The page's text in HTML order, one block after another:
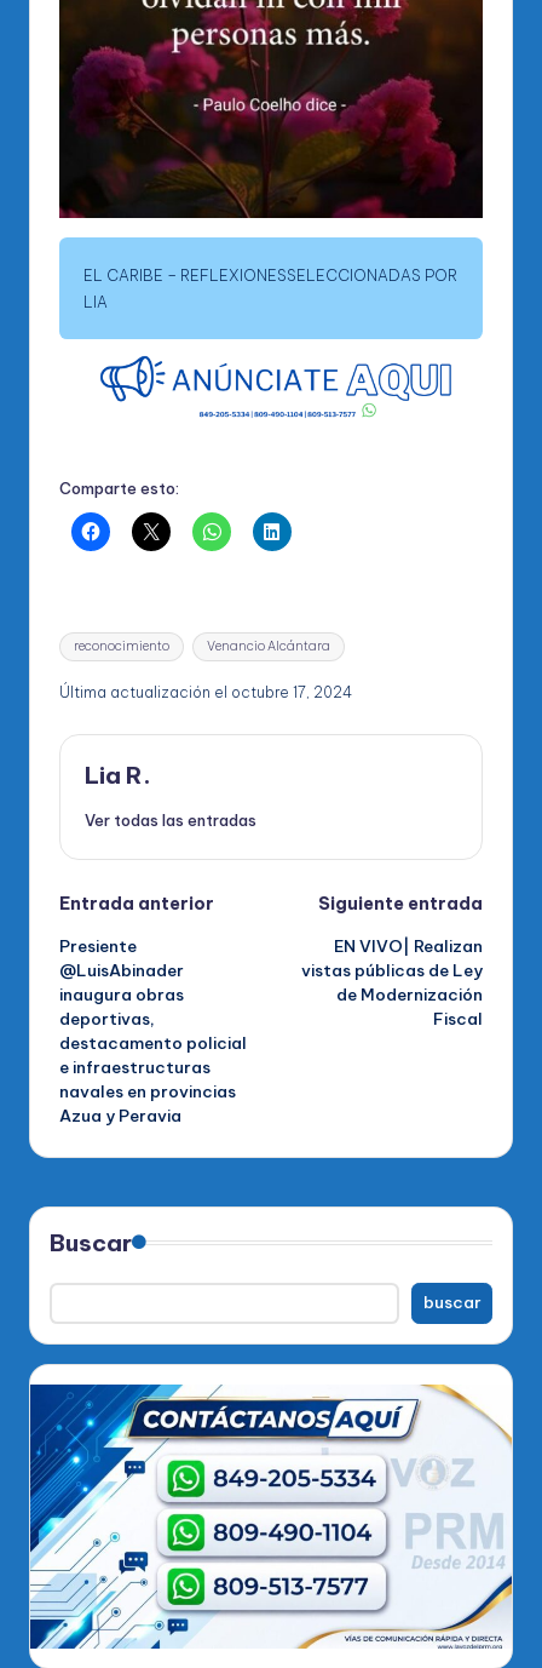
EL CARIBE – REFLEXIONESSELECCIONADAS POR
LIA
Comparte esto:
Etiquetas:
reconocimiento Venancio Alcántara
Última actualización el octubre 17, 2024
Lia R.
Ver todas las entradas
Navegación
de
entradas
Entrada anterior
Presiente
@LuisAbinader
inaugura obras
deportivas,
destacamento policial
e infraestructuras
navales en provincias
Azua y Peravia
Siguiente entrada
EN VIVO| Realizan
vistas públicas de Ley
de Modernización
Fiscal
Buscar
buscar